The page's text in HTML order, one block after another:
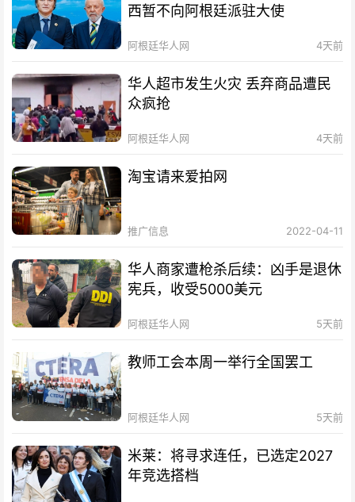
西暂不向阿根廷派驻大使
阿根廷华人网 4天前
华人超市发生火灾 丢弃商品遭民
众疯抢
阿根廷华人网 4天前
淘宝请来爱拍网
推广信息 2022-04-11
华人商家遭枪杀后续：凶手是退休
宪兵，收受5000美元
阿根廷华人网 5天前
教师工会本周一举行全国罢工
阿根廷华人网 5天前
米莱：将寻求连任，已选定2027
年竞选搭档